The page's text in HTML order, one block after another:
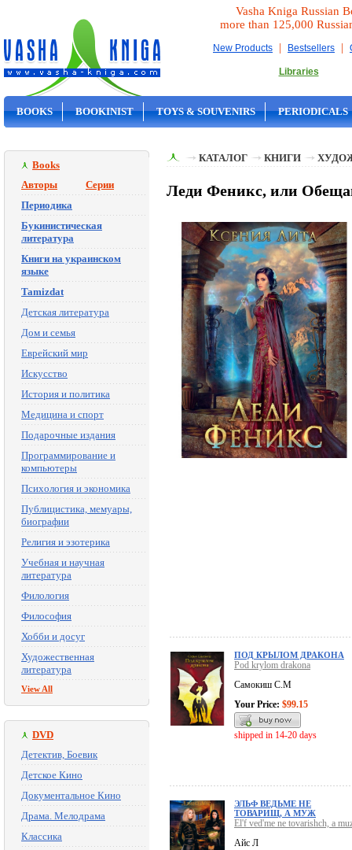
Vasha Kniga Russian
more than 125,000
New Products | Bestsellers |
Libraries
BOOKS BOOKINIST TOYS & SOUVENIRS PERIODICALS
Books
Авторы
Серии
Периодика
Букинистическая
литература
Книги на украинском
языке
Tamizdat
Детская литература
Дом и семья
Еврейский мир
Искусство
История и политика
Медицина и спорт
Подарочные издания
Программирование и
компьютеры
Психология и экономика
Публицистика, мемуары,
биографии
Религия и эзотерика
Учебная и научная
литература
Филология
Философия
Хобби и досуг
Художественная
литература
View All
DVD
Детектив, Боевик
Детское Кино
Документальное Кино
Драма. Мелодрама
Классика
КАТАЛОГ КНИГИ
Леди Феникс, или
ПОД КРЫЛОМ ДРАКОНА
Pod krylom drakona
Самокиш С.М
Your Price: $99.15
shipped in 14-20 days
ЭЛЬФ ВЕДЬМЕ НЕ
ТОВАРИЩ, А МУЖ
El'f ved'me ne tovarishch, a
Айс Л